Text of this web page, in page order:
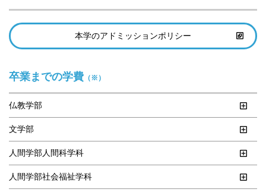
本学のアドミッションポリシー
卒業までの学費 （※）
仏教学部
文学部
人間学部人間科学科
人間学部社会福祉学科